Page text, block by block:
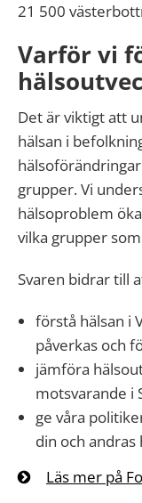
21 500
Varför vi
Det är viktigt att
hälsan i
grupper. Vi
hälsoproblem
vilka grupper
Svaren bidrar till
förstå hälsan i
påverkas och
jämföra
motsvarande i
ge våra
din och andras
Läs mer på